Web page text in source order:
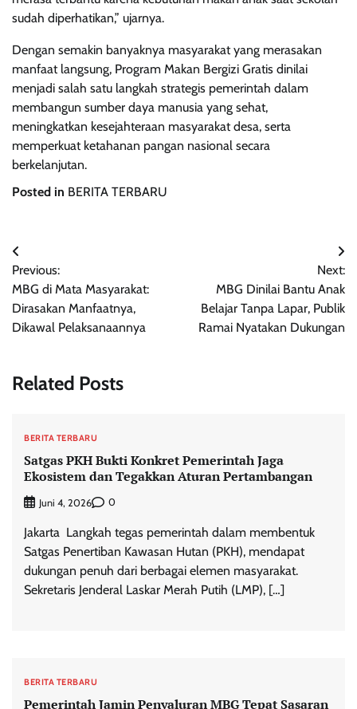
sudah diperhatikan,” ujarnya.
Dengan semakin banyaknya masyarakat yang merasakan
manfaat langsung, Program Makan Bergizi Gratis dinilai
menjadi salah satu langkah strategis pemerintah dalam
membangun sumber daya manusia yang sehat,
meningkatkan kesejahteraan masyarakat desa, serta
memperkuat ketahanan pangan nasional secara
berkelanjutan.
Posted in BERITA TERBARU
Navigasi
pos
Previous:
MBG di Mata Masyarakat:
Dirasakan Manfaatnya,
Dikawal Pelaksanaannya
Next:
MBG Dinilai Bantu Anak
Belajar Tanpa Lapar, Publik
Ramai Nyatakan Dukungan
Related Posts
BERITA TERBARU
Satgas PKH Bukti Konkret Pemerintah Jaga
Ekosistem dan Tegakkan Aturan Pertambangan
Juni 4, 2026 0
Jakarta  Langkah tegas pemerintah dalam membentuk
Satgas Penertiban Kawasan Hutan (PKH), mendapat
dukungan penuh dari berbagai elemen masyarakat.
Sekretaris Jenderal Laskar Merah Putih (LMP), […]
BERITA TERBARU
Pemerintah Jamin Penyaluran MBG Tepat Sasaran